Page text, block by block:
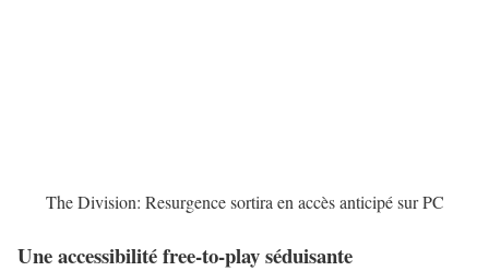
The Division: Resurgence sortira en accès anticipé sur PC
Une accessibilité free-to-play séduisante